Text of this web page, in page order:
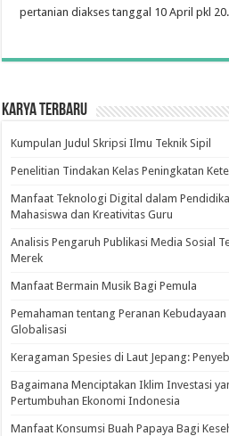
pertanian diakses tanggal 10 April pkl
Karya Terbaru
Kumpulan Judul Skripsi Ilmu Teknik Sipil
Penelitian Tindakan Kelas Peningkatan
Manfaat Teknologi Digital dalam
Mahasiswa dan Kreativitas Guru
Analisis Pengaruh Publikasi Media Sosial
Merek
Manfaat Bermain Musik Bagi Pemula
Pemahaman tentang Peranan
Globalisasi
Keragaman Spesies di Laut Jepang:
Bagaimana Menciptakan Iklim Investasi
Pertumbuhan Ekonomi Indonesia
Manfaat Konsumsi Buah Papaya Bagi